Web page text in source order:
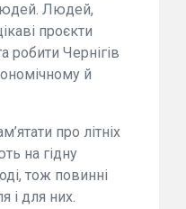
Людей,
проєкти
робити Чернігів
й
про літніх
на гідну
тож повинні
і для них.